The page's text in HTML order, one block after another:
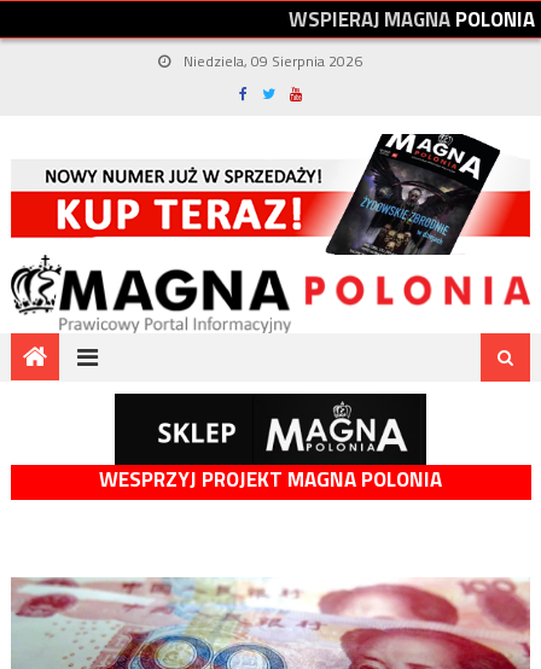
WSPIERAJMAGNAPOLONIA
Niedziela, 09 Sierpnia 2026
WESPRZYJ PROJEKT MAGNA POLONIA